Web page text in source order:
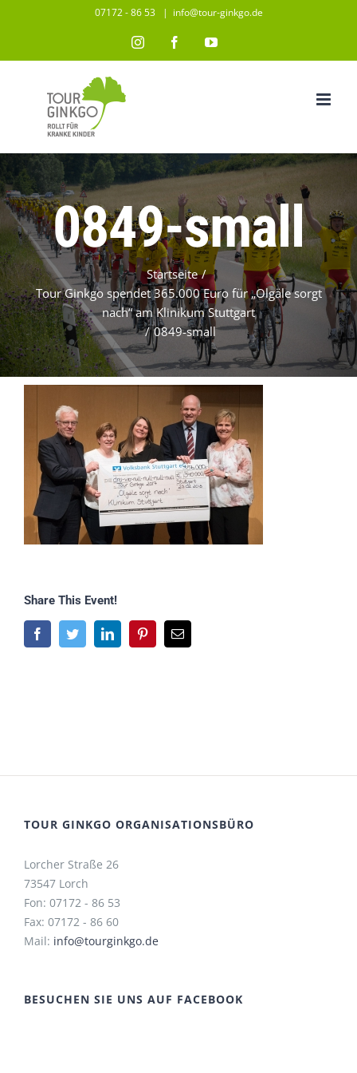
07172 - 86 53 | info@tour-ginkgo.de
InstagramFacebookYouTube
0849-small
Startseite /
Tour Ginkgo spendet 365.000 Euro für „Olgäle sorgt
nach“ am Klinikum Stuttgart
/ 0849-small
Share This Event!
FacebookTwitterLinkedInPinterestE-
Mail
TOUR GINKGO ORGANISATIONSBÜRO
Lorcher Straße 26
73547 Lorch
Fon: 07172 - 86 53
Fax: 07172 - 86 60
Mail: info@tourginkgo.de
BESUCHEN SIE UNS AUF FACEBOOK